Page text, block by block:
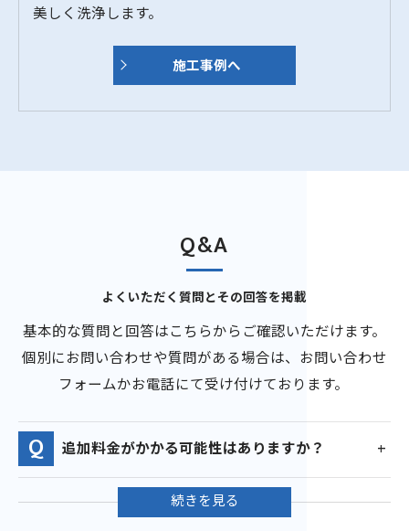
美しく洗浄します。
施工事例へ
よくいただく質問とその回答を掲載
Q&A
基本的な質問と回答はこちらからご確認いただけます。
個別にお問い合わせや質問がある場合は、お問い合わせ
フォームかお電話にて受け付けております。
追加料金がかかる可能性はありますか？